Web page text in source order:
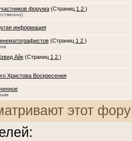
форума (Страниц 1 2 )
информация
(Страниц 1 2 )
Айк (Страниц 1 2 )
Христова Воскресения
этот